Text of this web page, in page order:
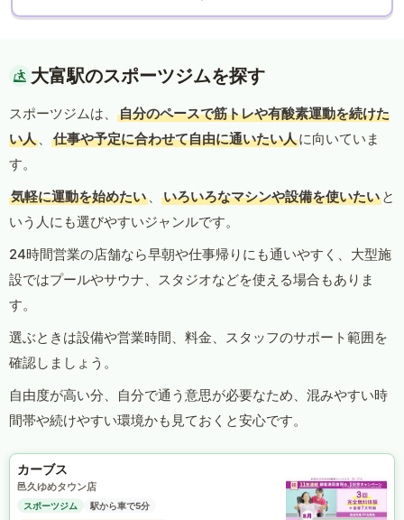
大富駅のスポーツジムを探す
スポーツジムは、
自分のペースで筋トレや有酸素運動を続けた
い人 、 仕事や予定に合わせて自由に通いたい人に向いていま
す。
気軽に運動を始めたい 、 いろいろなマシンや設備を使いたい と
いう人にも選びやすいジャンルです。
24時間営業の店舗なら早朝や仕事帰りにも通いやすく、大型施
設ではプールやサウナ、スタジオなどを使える場合もありま
す。
選ぶときは設備や営業時間、料金、スタッフのサポート範囲を
確認しましょう。
自由度が高い分、自分で通う意思が必要なため、混みやすい時
間帯や続けやすい環境かも見ておくと安心です。
カーブス
邑久ゆめタウン店
スポーツジム
駅から車で5分